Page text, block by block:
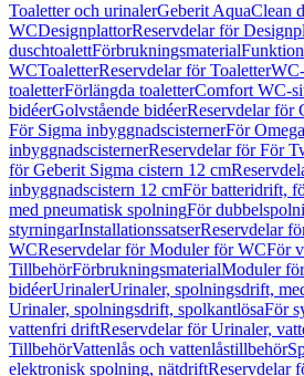
Toaletter och urinalerGeberit AquaClean
WCDesignplattorReservdelar för
duschtoalettFörbrukningsmaterial
WCToaletterReservdelar för Toaletter
toaletterFörlängda toaletterComfort WC-
bidéerGolvstående bidéerReservdelar för
För Sigma inbyggnadscisternerFör
inbyggnadscisternerReservdelar för För
för Geberit Sigma cistern 12 cm
inbyggnadscistern 12 cmFör batteridrift,
med pneumatisk spolningFör
styrningarInstallationssatserReservdelar
WCReservdelar för Moduler för WCFör
TillbehörFörbrukningsmaterialModuler
bidéerUrinalerUrinaler, spolningsdrift,
Urinaler, spolningsdrift, spolkantlösaFör
vattenfri driftReservdelar för Urinaler,
TillbehörVattenlås och vattenlåstillbehör
elektronisk spolning, nätdriftReservdelar